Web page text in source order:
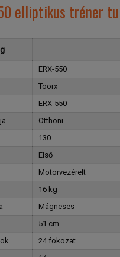
elliptikus tréner
ERX-550
Toorx
ERX-550
Otthoni
130
Első
Motorvezérelt
16 kg
Mágneses
51 cm
24 fokozat